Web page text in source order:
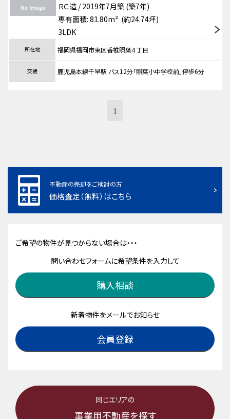
ＲＣ造 / 2019年7月築 (築7年)
専有面積: 81.80m² (約24.74坪)
3LDK
所在地 福岡県福岡市東区香椎照葉４丁目
交通 鹿児島本線千早駅 バス12分「照葉小中学校前」停歩6分
1
不動産の売却をご検討の方
価格査定（無料）はこちら
ご希望の物件が見つからない場合は・・・
問い合わせフォームに希望条件を入力して
購入相談
新着物件をメールでお知らせ
会員登録
同じエリアの
事業用不動産を探す